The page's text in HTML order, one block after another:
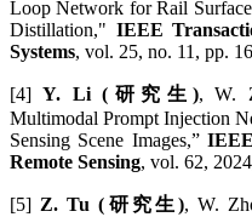
Loop Network for Rail
Distillation," IEEE
Systems, vol. 25, no. 11, pp.
[4]Y. Li (研究生), W.
Multimodal Prompt Injection
Sensing Scene Images,”IEEE
Remote Sensing, vol. 62,
[5] Z. Tu (研究生), W.